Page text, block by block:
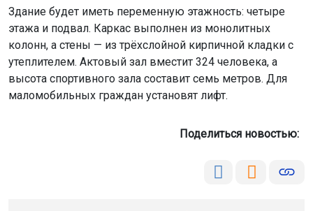
Здание будет иметь переменную этажность: четыре
этажа и подвал. Каркас выполнен из монолитных
колонн, а стены — из трёхслойной кирпичной кладки с
утеплителем. Актовый зал вместит 324 человека, а
высота спортивного зала составит семь метров. Для
маломобильных граждан установят лифт.
Поделиться новостью: